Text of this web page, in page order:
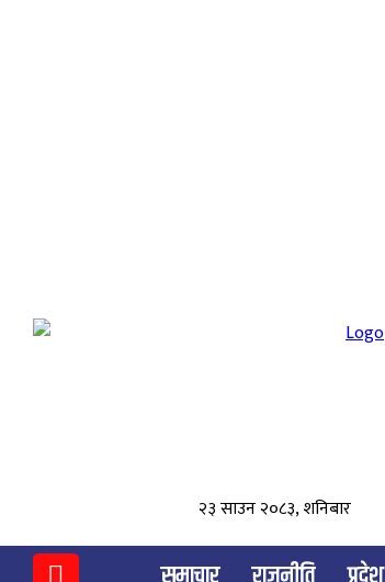
२३ साउन २०८३, शनिबार